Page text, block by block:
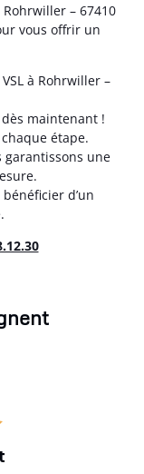
– 67410
vous offrir un
à Rohrwiller –
maintenant !
étape.
garantissons une
d’un